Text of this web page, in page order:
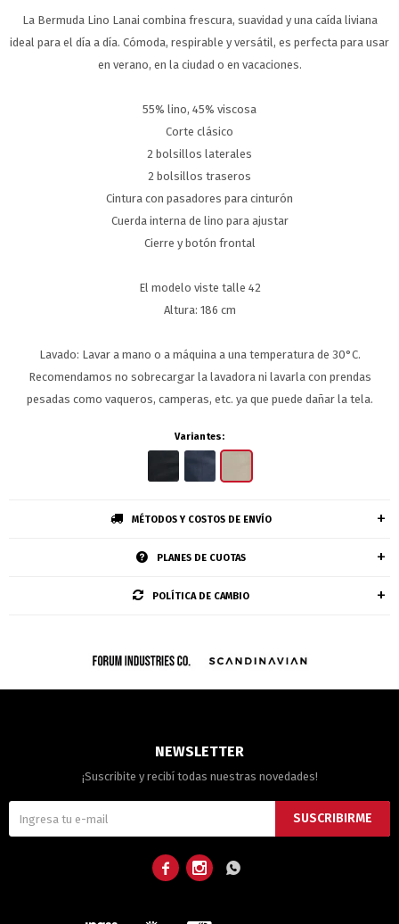
La Bermuda Lino Lanai combina frescura, suavidad y una caída liviana
ideal para el día a día. Cómoda, respirable y versátil, es perfecta para usar
en verano, en la ciudad o en vacaciones.
55% lino, 45% viscosa
Corte clásico
2 bolsillos laterales
2 bolsillos traseros
Cintura con pasadores para cinturón
Cuerda interna de lino para ajustar
Cierre y botón frontal
El modelo viste talle 42
Altura: 186 cm
Lavado: Lavar a mano o a máquina a una temperatura de 30°C.
Recomendamos no sobrecargar la lavadora ni lavarla con prendas
pesadas como vaqueros, camperas, etc. ya que puede dañar la tela.
Variantes:
MÉTODOS Y COSTOS DE ENVÍO
PLANES DE CUOTAS
POLÍTICA DE CAMBIO
NEWSLETTER
¡Suscribite y recibí todas nuestras novedades!
SUSCRIBIRME
  